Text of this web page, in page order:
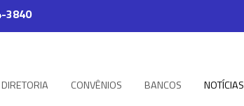
3840
DIRETORIA CONVÊNIOS BANCOS NOTÍCIAS